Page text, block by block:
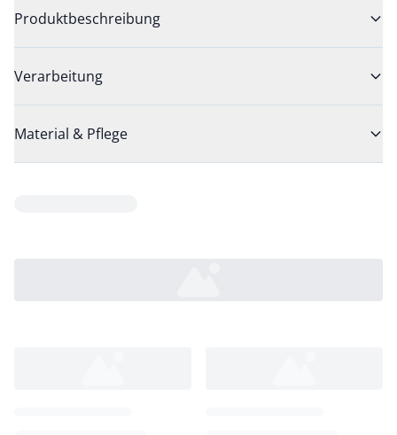
Produktbeschreibung
Verarbeitung
Material & Pflege